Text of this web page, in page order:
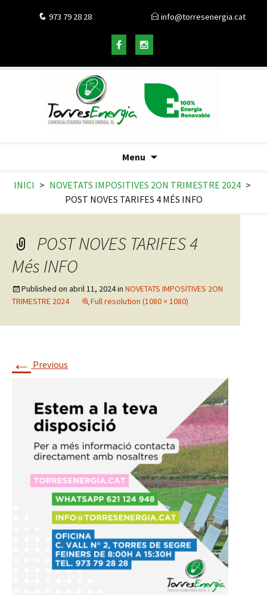
973 79 28 28 info@torresenergia.cat
Menu
INICI > NOVETATS IMPOSITIVES 2ON TRIMESTRE 2024 >
POST NOVES TARIFES 4 MÉS INFO
POST NOVES TARIFES 4
Més INFO
Published on abril 11, 2024in NOVETATS IMPOSITIVES 2ON
TRIMESTRE 2024
Full resolution (1080 × 1080)
← Previous